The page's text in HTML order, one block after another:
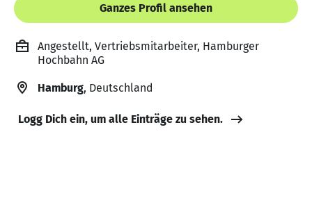
Ganzes Profil ansehen
Angestellt, Vertriebsmitarbeiter, Hamburger
Hochbahn AG
Hamburg, Deutschland
Logg Dich ein, um alle Einträge zu sehen.